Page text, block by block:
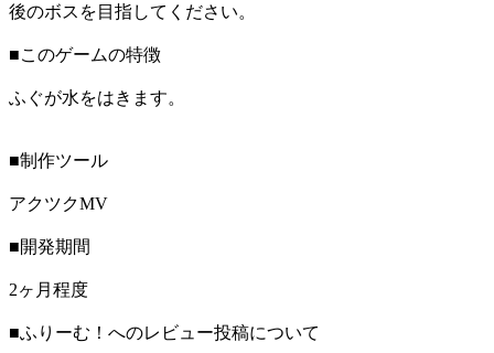
後のボスを目指してください。
■このゲームの特徴
ふぐが水をはきます。
■制作ツール
アクツクMV
■開発期間
2ヶ月程度
■ふりーむ！へのレビュー投稿について